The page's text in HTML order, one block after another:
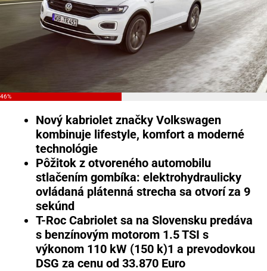
46%
Nový kabriolet značky Volkswagen
kombinuje lifestyle, komfort a moderné
technológie
Pôžitok z otvoreného automobilu
stlačením gombíka: elektrohydraulicky
ovládaná plátenná strecha sa otvorí za 9
sekúnd
T-Roc Cabriolet sa na Slovensku predáva
s benzínovým motorom 1.5 TSI s
výkonom 110 kW (150 k)1 a prevodovkou
DSG za cenu od 33.870 Euro